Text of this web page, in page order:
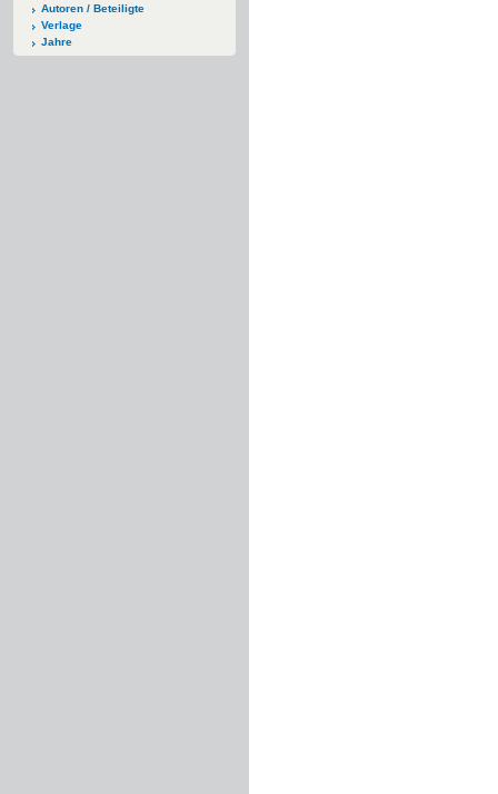
Autoren / Beteiligte
Verlage
Jahre